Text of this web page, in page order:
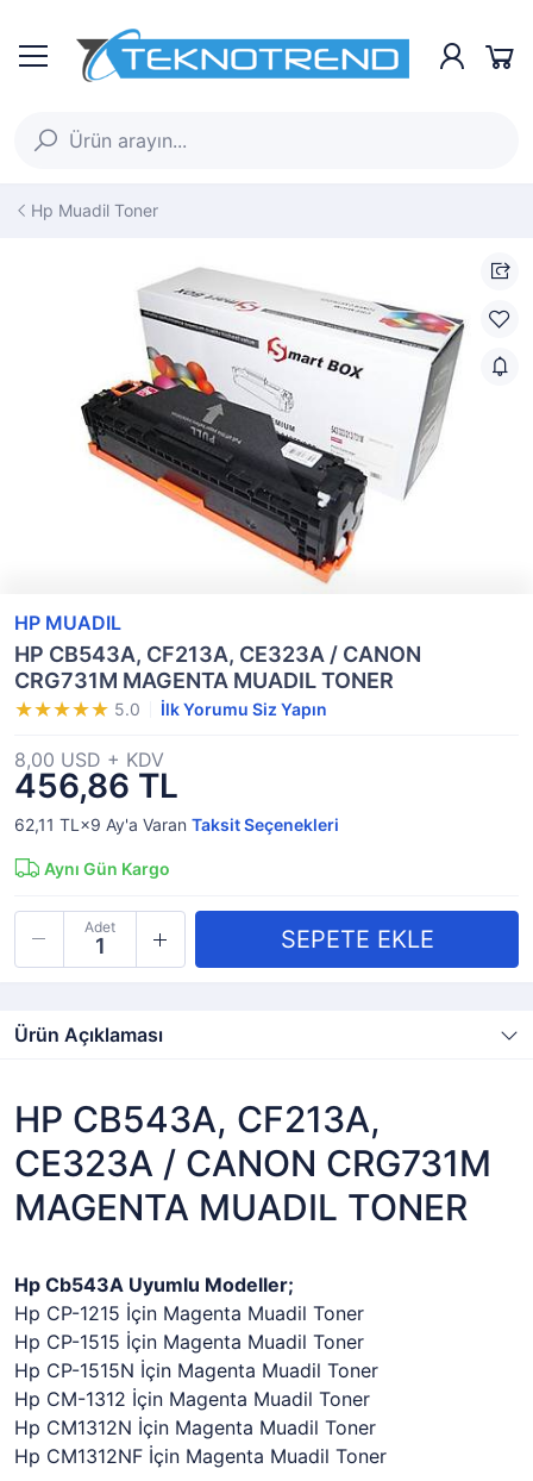
Hp Muadil Toner
HP MUADIL
HP CB543A, CF213A, CE323A / CANON
CRG731M MAGENTA MUADIL TONER
5.0 İlk Yorumu Siz Yapın
456,86 TL
8,00 USD + KDV
62,11 TL×9 Ay'a Varan Taksit Seçenekleri
Aynı Gün Kargo
Adet
Ürün Açıklaması
HP CB543A, CF213A,
CE323A / CANON CRG731M
MAGENTA MUADIL TONER
Hp Cb543A Uyumlu Modeller;
Hp CP-1215 İçin Magenta Muadil Toner
Hp CP-1515 İçin Magenta Muadil Toner
Hp CP-1515N İçin Magenta Muadil Toner
Hp CM-1312 İçin Magenta Muadil Toner
Hp CM1312N İçin Magenta Muadil Toner
Hp CM1312NF İçin Magenta Muadil Toner